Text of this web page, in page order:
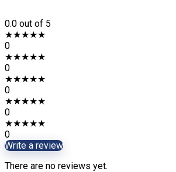
0.0 out of 5
★★★★★
0
★★★★★
0
★★★★★
0
★★★★★
0
★★★★★
0
Write a review
There are no reviews yet.